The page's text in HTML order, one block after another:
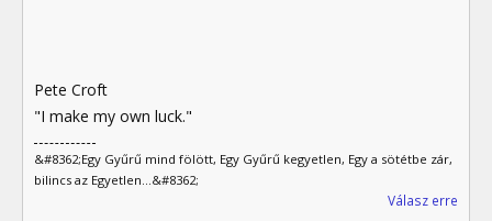
Pete Croft
"I make my own luck."
&#8362;Egy Gyűrű mind fölött, Egy Gyűrű kegyetlen, Egy a sötétbe zár,
bilincs az Egyetlen...&#8362;
Válasz erre